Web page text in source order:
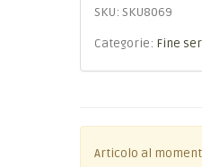
SKU: SKU8069
Categorie: Fine
Articolo al